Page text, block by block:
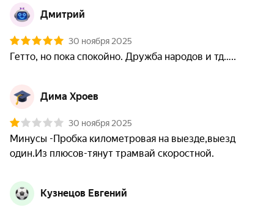
Дмитрий
30 ноября 2025
Гетто, но пока спокойно. Дружба народов и тд…..
Дима Хроев
30 ноября 2025
Минусы -Пробка километровая на выезде,выезд
один.Из плюсов-тянут трамвай скоростной.
Кузнецов Евгений